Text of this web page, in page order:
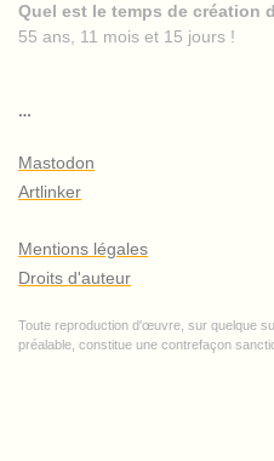
Quel est le temps de création
55 ans, 11 mois et 15 jours !
…
Mastodon
Artlinker
Mentions légales
Droits d'auteur
Toute reproduction d'œuvre, sur quelque
préalable, constitue une contrefaçon